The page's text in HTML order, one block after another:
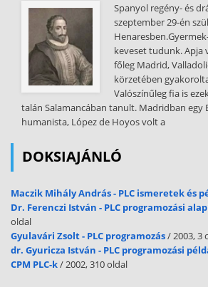
központokat pedig a hipotalamusz ellenőrzi,
vegetatív idegrendszer legfelsőbb központjai.
viszont az agykéreg gyakorol befolyást. A
belső szervekből kiinduló érző rostok
központokba kerülő ingerületek vegetatív
amelyek a szervezet egyensúlyát, normális
vegetatív reflexek nem jutnak el az
működések akaratunktól nagymértékben
nem tudatosulnak. A vegetatív központokból
bolygóidegen, illetve a gerincvelői idegeken
területét. A vegetatív idegrendszer
idegrendszer kétféle működést végez.
szervezet erőit, ezt nevezzük szimpatikus
tartalékolja, ez a paraszimpatikus hatás.
paraszimpatikus hatás Mozgósítja a
paraszimpatikus rendszer feladata készenléti,
Spanyol regény- és
szeptember 29-én
keveset tudunk.
főleg Madrid,
körzetében
Valószínűleg fia is
talán Salamancában tanult. Madridban egy
humanista, López de Hoyos volt a
DOKSIAJÁNLÓ
Maczik Mihály András - PLC ismeretek és
Dr. Ferenczi István - PLC programozási
oldal
Gyulavári Zsolt - PLC programozás/ 2003, 3
dr. Gyuricza István - PLC programozási
CPM PLC-k/ 2002, 310 oldal